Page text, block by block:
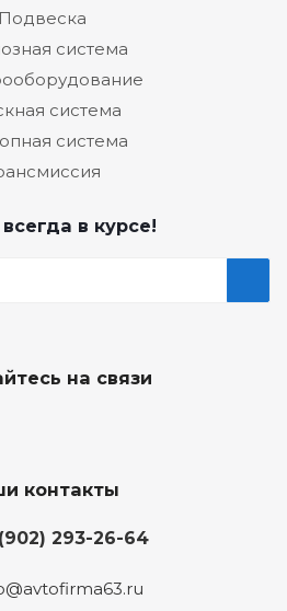
Подвеска
система
система
система
в курсе!
на связи
контакты
293-26-64